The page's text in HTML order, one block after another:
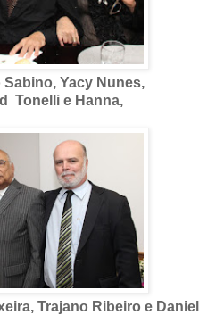
Yacy Nunes,
Tonelli e Hanna,
Trajano Ribeiro e Daniel